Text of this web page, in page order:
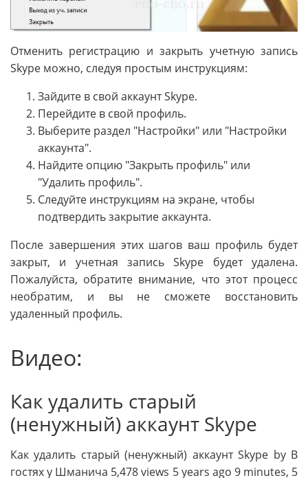
Отменить регистрацию и закрыть учетную запись
Skype можно, следуя простым инструкциям:
Зайдите в свой аккаунт Skype.
Перейдите в свой профиль.
Выберите раздел "Настройки" или "Настройки
аккаунта".
Найдите опцию "Закрыть профиль" или
"Удалить профиль".
Следуйте инструкциям на экране, чтобы
подтвердить закрытие аккаунта.
После завершения этих шагов ваш профиль будет
закрыт, и учетная запись Skype будет удалена.
Пожалуйста, обратите внимание, что этот процесс
необратим, и вы не сможете восстановить
удаленный профиль.
Видео:
Как удалить старый
(ненужный) аккаунт Skype
Как удалить старый (ненужный) аккаунт Skype by В
гостях у Шманича 5,478 views 5 years ago 9 minutes, 5